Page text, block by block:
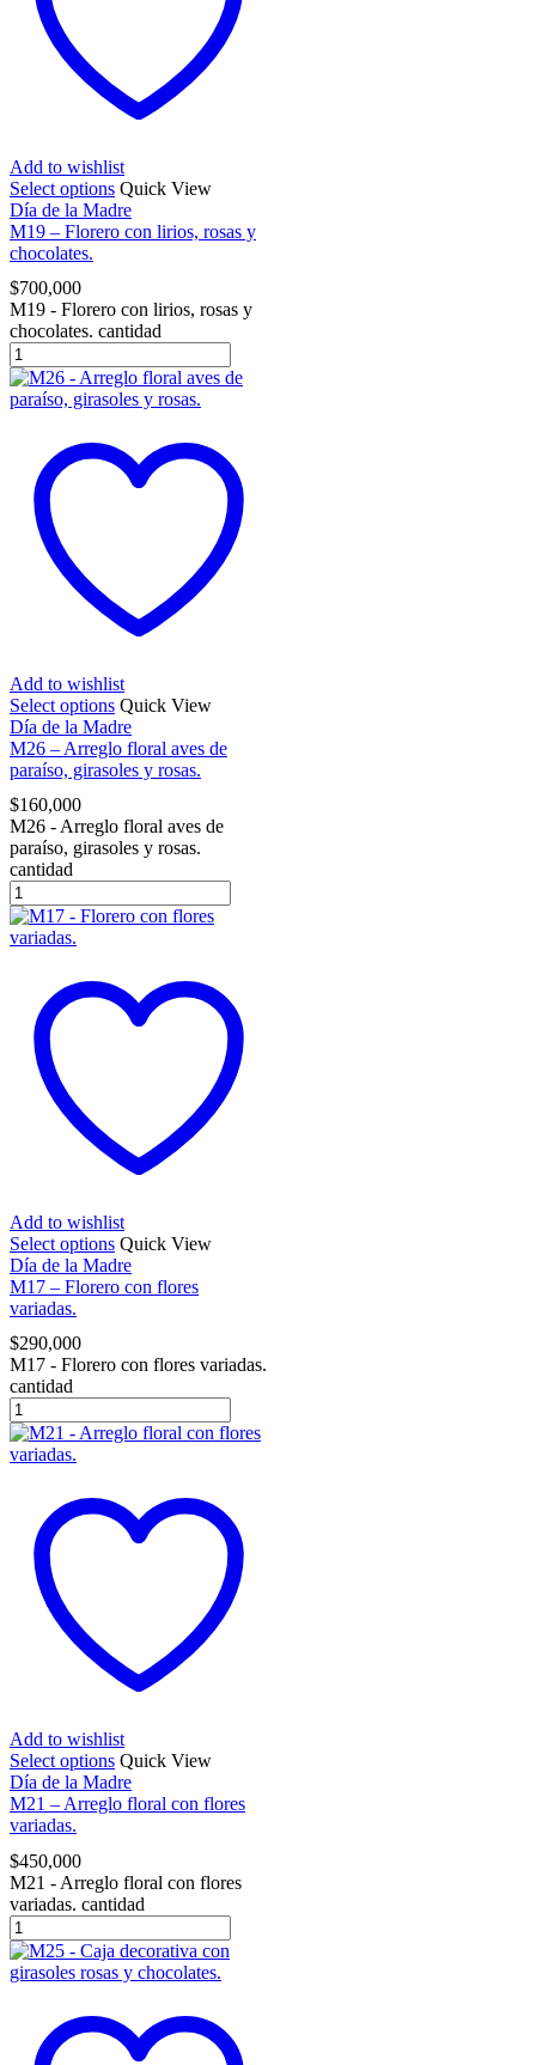
Add to wishlist
Select options Quick View
Día de la Madre
M19 – Florero con lirios, rosas y
chocolates.
$700,000
M19 - Florero con lirios, rosas y
chocolates. cantidad
Add to wishlist
Select options Quick View
Día de la Madre
M26 – Arreglo floral aves de
paraíso, girasoles y rosas.
$160,000
M26 - Arreglo floral aves de
paraíso, girasoles y rosas.
cantidad
Add to wishlist
Select options Quick View
Día de la Madre
M17 – Florero con flores
variadas.
$290,000
M17 - Florero con flores variadas.
cantidad
Add to wishlist
Select options Quick View
Día de la Madre
M21 – Arreglo floral con flores
variadas.
$450,000
M21 - Arreglo floral con flores
variadas. cantidad